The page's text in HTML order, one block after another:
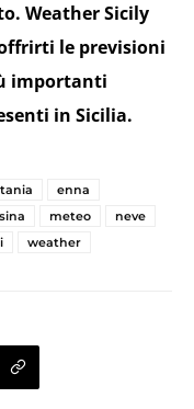
Weather Sicily
le previsioni
importanti
in Sicilia.
enna
meteo
neve
weather